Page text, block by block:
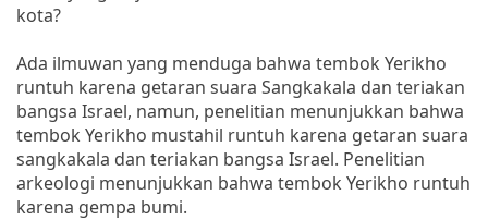
kota?
Ada ilmuwan yang menduga bahwa tembok Yerikho
runtuh karena getaran suara Sangkakala dan teriakan
bangsa Israel, namun, penelitian menunjukkan bahwa
tembok Yerikho mustahil runtuh karena getaran suara
sangkakala dan teriakan bangsa Israel. Penelitian
arkeologi menunjukkan bahwa tembok Yerikho runtuh
karena gempa bumi.